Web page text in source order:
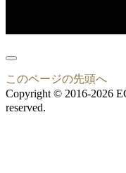
このページの先頭へ
Copyright © 2016-2026
reserved.